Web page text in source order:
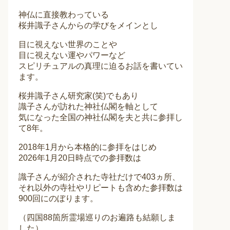
神仏に直接教わっている
桜井識子さんからの学びをメインとし
目に視えない世界のことや
目に視えない運やパワーなど
スピリチュアルの真理に迫るお話を書いてい
ます。
桜井識子さん研究家(笑)でもあり
識子さんが訪れた神社仏閣を軸として
気になった全国の神社仏閣を夫と共に参拝し
て8年。
2018年1月から本格的に参拝をはじめ
2026年1月20日時点での参拝数は
識子さんが紹介された寺社だけで403ヵ所、
それ以外の寺社やリピートも含めた参拝数は
900回にのぼります。
（四国88箇所霊場巡りのお遍路も結願しま
した）